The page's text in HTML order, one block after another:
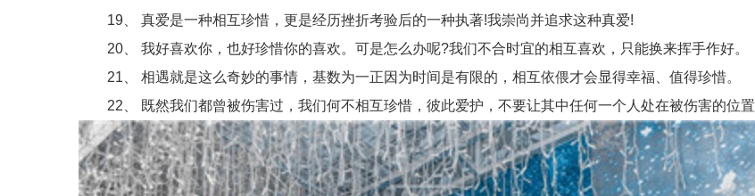
19、 真爱是一种相互珍惜，更是经历挫折考验后的一种执著!我崇尚并追求这种真爱!
20、 我好喜欢你，也好珍惜你的喜欢。可是怎么办呢?我们不合时宜的相互喜欢，只能换来挥手作好。
21、 相遇就是这么奇妙的事情，基数为一正因为时间是有限的，相互依偎才会显得幸福、值得珍惜。
22、 既然我们都曾被伤害过，我们何不相互珍惜，彼此爱护，不要让其中任何一个人处在被伤害的位置